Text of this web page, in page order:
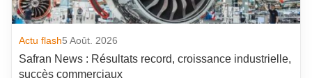
Actu flash5 Août. 2026
Safran News : Résultats record, croissance industrielle,
succès commerciaux